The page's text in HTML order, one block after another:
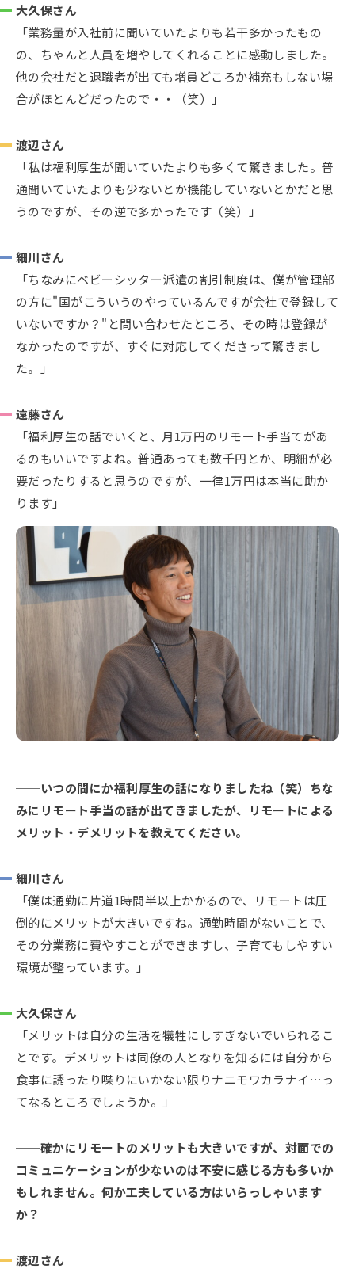
大久保さん
「業務量が入社前に聞いていたよりも若干多かったもの
の、ちゃんと人員を増やしてくれることに感動しました。
他の会社だと退職者が出ても増員どころか補充もしない場
合がほとんどだったので・・（笑）」
渡辺さん
「私は福利厚生が聞いていたよりも多くて驚きました。普
通聞いていたよりも少ないとか機能していないとかだと思
うのですが、その逆で多かったです（笑）」
細川さん
「ちなみにベビーシッター派遣の割引制度は、僕が管理部
の方に"国がこういうのやっているんですが会社で登録して
いないですか？"と問い合わせたところ、その時は登録が
なかったのですが、すぐに対応してくださって驚きまし
た。」
遠藤さん
「福利厚生の話でいくと、月1万円のリモート手当てがあ
るのもいいですよね。普通あっても数千円とか、明細が必
要だったりすると思うのですが、一律1万円は本当に助か
ります」
いつの間にか福利厚生の話になりましたね（笑）ちな
みにリモート手当の話が出てきましたが、リモートによる
メリット・デメリットを教えてください。
細川さん
「僕は通勤に片道1時間半以上かかるので、リモートは圧
倒的にメリットが大きいですね。通勤時間がないことで、
その分業務に費やすことができますし、子育てもしやすい
環境が整っています。」
大久保さん
「メリットは自分の生活を犠牲にしすぎないでいられるこ
とです。デメリットは同僚の人となりを知るには自分から
食事に誘ったり喋りにいかない限りナニモワカラナイ…っ
てなるところでしょうか。」
確かにリモートのメリットも大きいですが、対面での
コミュニケーションが少ないのは不安に感じる方も多いか
もしれません。何か工夫している方はいらっしゃいます
か？
渡辺さん